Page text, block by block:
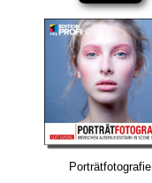
Porträtfotografie